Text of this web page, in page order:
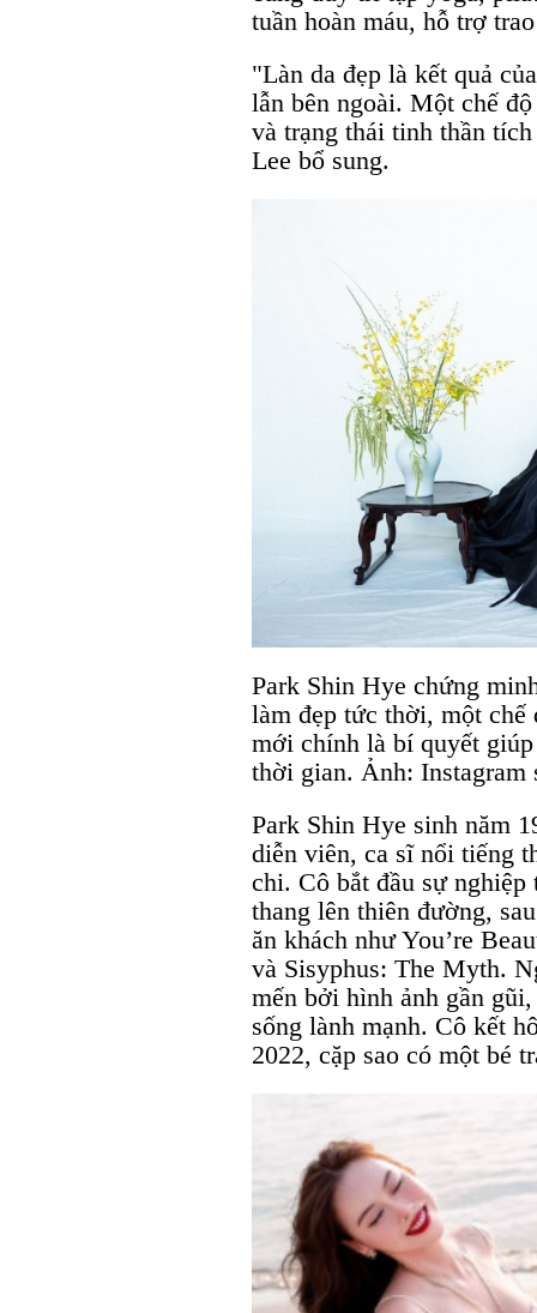
tuần hoàn máu, hỗ trợ
"Làn da đẹp là kết quả
lẫn bên ngoài. Một chế
và trạng thái tinh thần
Lee bổ sung.
Park Shin Hye chứng
làm đẹp tức thời, một chế
mới chính là bí quyết
thời gian. Ảnh: Instagram
Park Shin Hye sinh năm
diễn viên, ca sĩ nổi tiếng
chi. Cô bắt đầu sự
thang lên thiên đường,
ăn khách như You’re
và Sisyphus: The Myth.
mến bởi hình ảnh gần
sống lành mạnh. Cô kết
2022, cặp sao có một bé